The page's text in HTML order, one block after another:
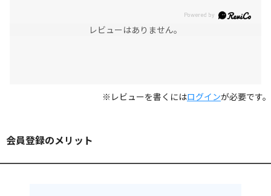
レビューはありません。
※レビューを書くにはログインが必要です。
会員登録のメリット